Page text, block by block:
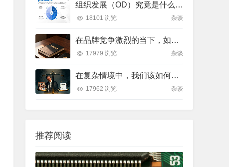
组织发展（OD）究竟是什么？如何有效推进并解决企业管理难题？
18101 浏览 杂谈
在品牌竞争激烈的当下，如何通过科学管理让品牌成为消费者心中不可替代的存在？
17979 浏览 杂谈
在复杂情境中，我们该如何做出符合伦理的决策？
17962 浏览 杂谈
推荐阅读